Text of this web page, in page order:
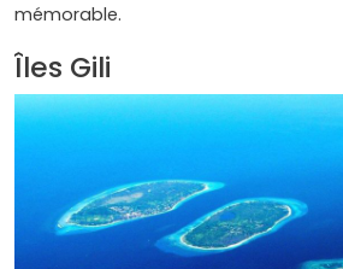
mémorable.
Îles Gili